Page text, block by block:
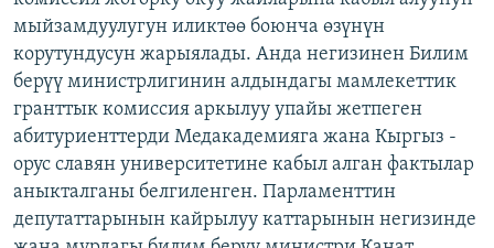
мыйзамдуулугун иликтөө боюнча өзүнүн
корутундусун жарыялады. Анда негизинен Билим
берүү министрлигинин алдындагы мамлекеттик
гранттык комиссия аркылуу упайы жетпеген
абитуриенттерди Медакадемияга жана Кыргыз -
орус славян университетине кабыл алган фактылар
аныкталганы белгиленген. Парламенттин
депутаттарынын кайрылуу каттарынын негизинде